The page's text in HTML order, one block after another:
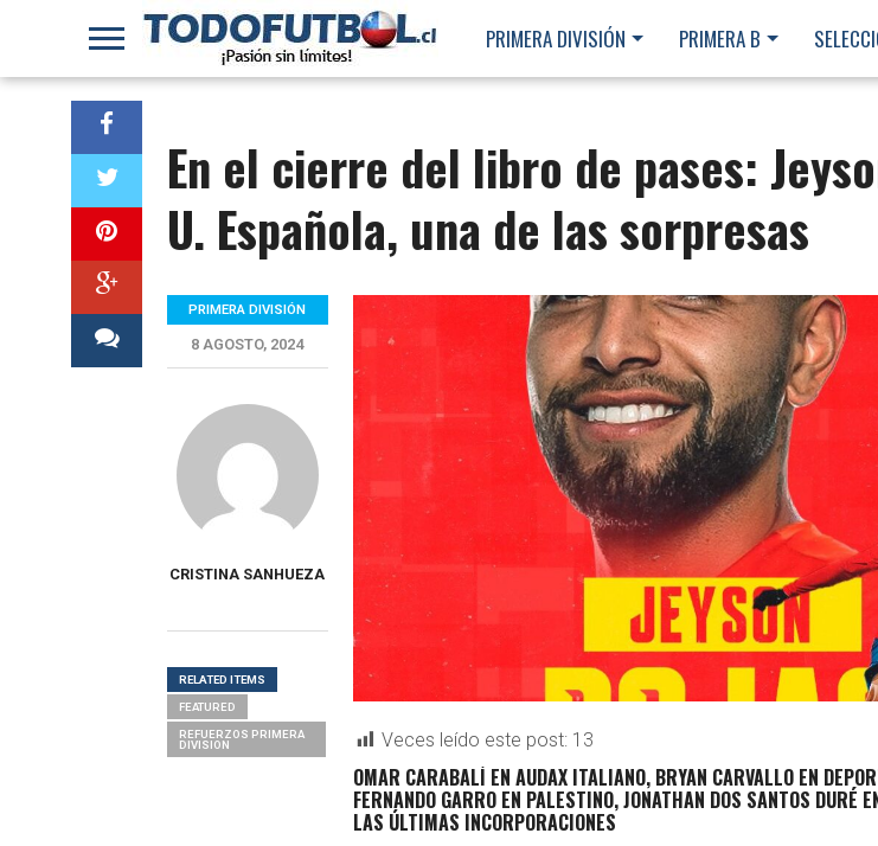
PRIMERA DIVISIÓN PRIMERA B
En el cierre del libro de pases:
U. Española, una de las sorpresas
Veces leído este post: 13
OMAR CARABALÍ EN AUDAX ITALIANO, BRYAN CARVALLO EN
FERNANDO GARRO EN PALESTINO, JONATHAN DOS SANTOS DURÉ
LAS ÚLTIMAS INCORPORACIONES
PRIMERA DIVISIÓN
8 AGOSTO, 2024
CRISTINA SANHUEZA
RELATED ITEMS
FEATURED
REFUERZOS PRIMERA
DIVISION